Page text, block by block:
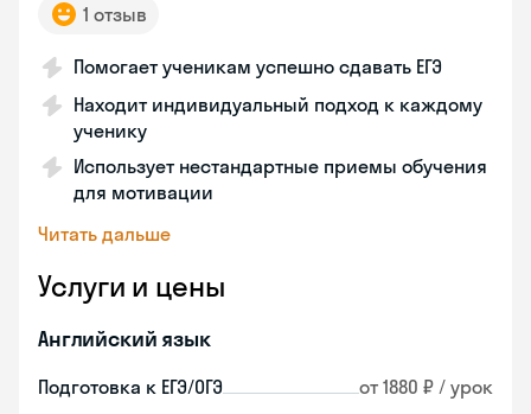
1 отзыв
Помогает ученикам успешно сдавать ЕГЭ
Находит индивидуальный подход к каждому
ученику
Использует нестандартные приемы обучения
для мотивации
Читать дальше
Услуги и цены
Английский язык
Подготовка к ЕГЭ/ОГЭ от 1880 ₽ / урок